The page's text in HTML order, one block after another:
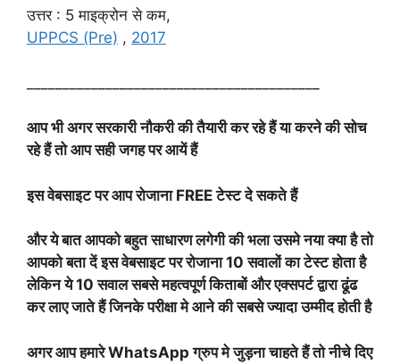
उत्तर : 5 माइक्रोन से कम,
UPPCS (Pre) , 2017
आप भी अगर सरकारी नौकरी की तैयारी कर रहे हैं या करने की सोच
रहे हैं तो आप सही जगह पर आयें हैं
इस वेबसाइट पर आप रोजाना FREE टेस्ट दे सकते हैं
और ये बात आपको बहुत साधारण लगेगी की भला उसमे नया क्या है तो
आपको बता दें इस वेबसाइट पर रोजाना 10 सवालों का टेस्ट होता है
लेकिन ये 10 सवाल सबसे महत्वपूर्ण किताबों और एक्सपर्ट द्वारा ढूंढ
कर लाए जाते हैं जिनके परीक्षा मे आने की सबसे ज्यादा उम्मीद होती है
अगर आप हमारे WhatsApp ग्रुप मे जुड़ना चाहते हैं तो नीचे दिए